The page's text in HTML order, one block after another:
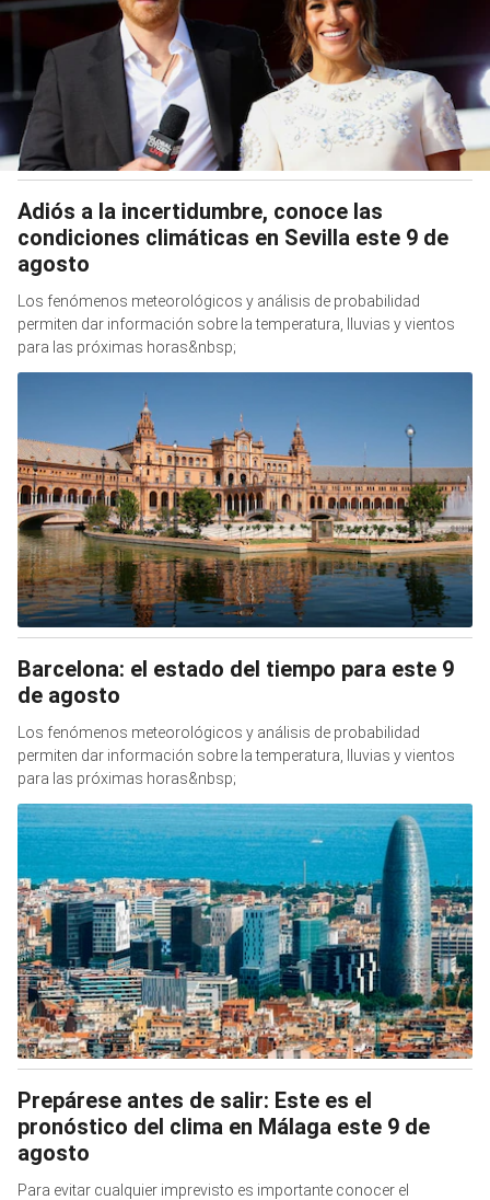
Adiós a la incertidumbre, conoce las
condiciones climáticas en Sevilla este 9 de
agosto
Los fenómenos meteorológicos y análisis de probabilidad
permiten dar información sobre la temperatura, lluvias y vientos
para las próximas horas&nbsp;
Barcelona: el estado del tiempo para este 9
de agosto
Los fenómenos meteorológicos y análisis de probabilidad
permiten dar información sobre la temperatura, lluvias y vientos
para las próximas horas&nbsp;
Prepárese antes de salir: Este es el
pronóstico del clima en Málaga este 9 de
agosto
Para evitar cualquier imprevisto es importante conocer el